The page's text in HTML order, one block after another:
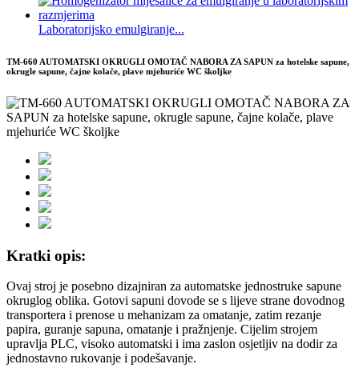
Laboratorijsko emulgiranje...
TM-660 AUTOMATSKI OKRUGLI OMOTAČ NABORA ZA SAPUN za hotelske sapune,
okrugle sapune, čajne kolače, plave mjehuriće WC školjke
Kratki opis:
Ovaj stroj je posebno dizajniran za automatske jednostruke sapune
okruglog oblika. Gotovi sapuni dovode se s lijeve strane dovodnog
transportera i prenose u mehanizam za omatanje, zatim rezanje
papira, guranje sapuna, omatanje i pražnjenje. Cijelim strojem
upravlja PLC, visoko automatski i ima zaslon osjetljiv na dodir za
jednostavno rukovanje i podešavanje.